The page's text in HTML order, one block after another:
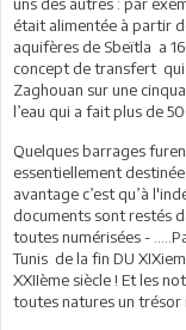
était alimentée à partir
aquifères de Sbeïtla a
concept de transfert
Zaghouan sur une
l’eau qui a fait plus de
Quelques barrages
essentiellement
avantage c’est qu’à
documents sont restés
toutes numérisées -
Tunis de la fin DU
XXIIème siècle ! Et les
toutes natures un trésor